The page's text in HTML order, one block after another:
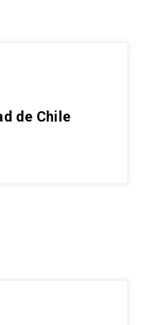
de Chile